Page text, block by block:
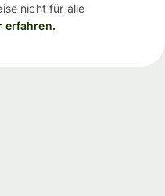
nicht für alle
erfahren.